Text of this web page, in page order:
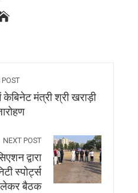
POST
मंत्री श्री खराड़ी
NEXT POST
द्वारा
स्पोर्ट्स
लेकर बैठक